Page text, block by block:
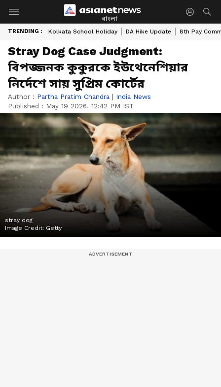
বাংলা
TRENDING : Kolkata School Holiday DA Hike Update 8th Pay
Stray Dog Case Judgment:
বিপজ্জনক কুকুরকে ইউথেনেশিয়ার
নির্দেশে সায় সুপ্রিম কোর্টের
Author : Partha Pratim Chandra | India News
Published : May 19 2026, 12:42 PM IST
stray dog
Image Credit: Getty